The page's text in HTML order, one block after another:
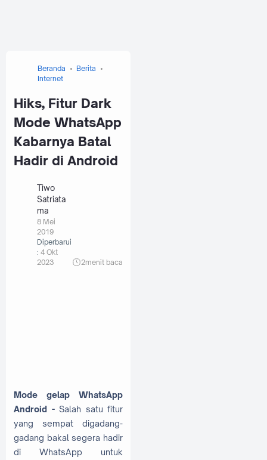
Beranda
Berita
Internet
Hiks, Fitur Dark
Mode WhatsApp
Kabarnya Batal
Hadir di Android
Tiwo
Satriata
ma
8 Mei
2019
Diperbarui
: 4 Okt
2023
2menit baca
Mode gelap WhatsApp
Android -Salah satu fitur
yang sempat digadang-
gadang bakal segera hadir
di WhatsApp untuk